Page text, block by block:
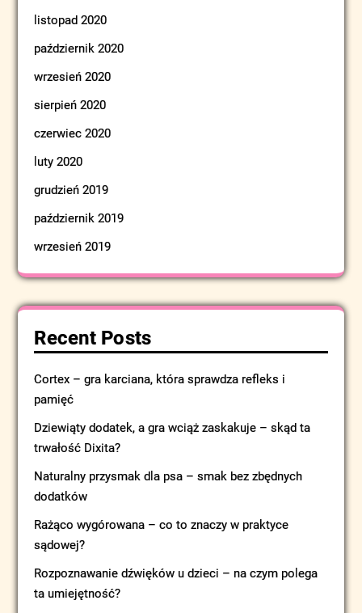
listopad 2020
październik 2020
wrzesień 2020
sierpień 2020
czerwiec 2020
luty 2020
grudzień 2019
październik 2019
wrzesień 2019
Recent Posts
Cortex – gra karciana, która sprawdza refleks i
pamięć
Dziewiąty dodatek, a gra wciąż zaskakuje – skąd ta
trwałość Dixita?
Naturalny przysmak dla psa – smak bez zbędnych
dodatków
Rażąco wygórowana – co to znaczy w praktyce
sądowej?
Rozpoznawanie dźwięków u dzieci – na czym polega
ta umiejętność?